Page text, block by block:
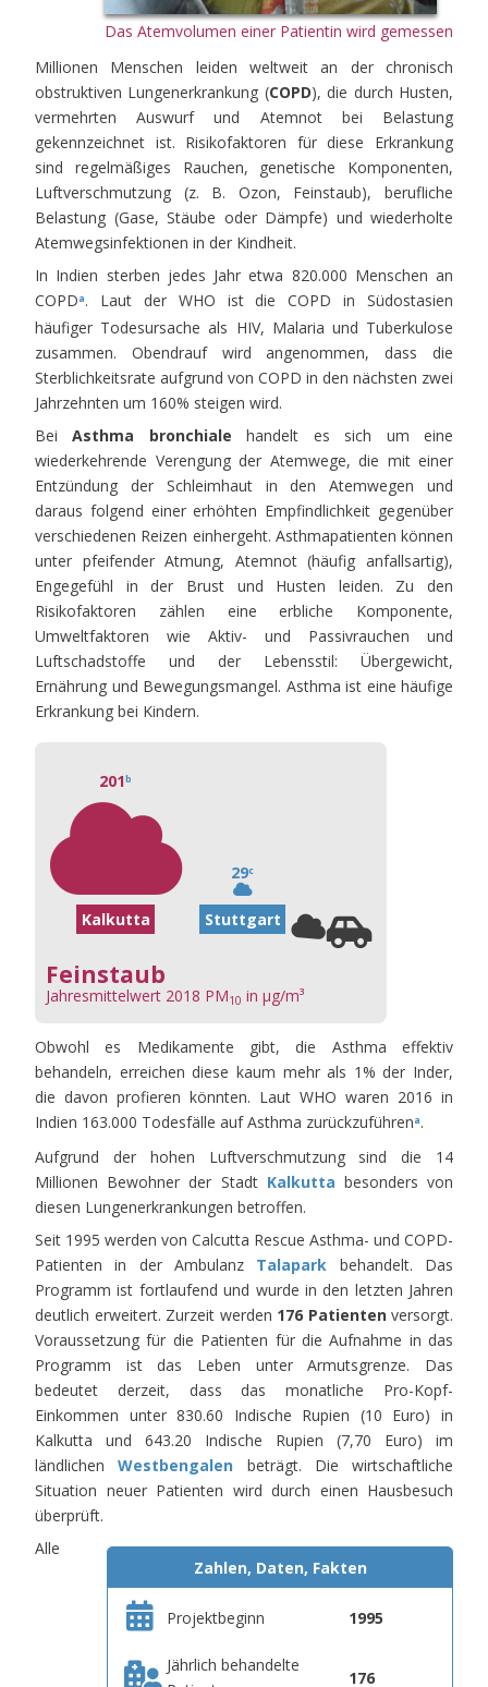
Das Atemvolumen einer Patientin wird gemessen
Millionen Menschen leiden weltweit an der chronisch
obstruktiven Lungenerkrankung (COPD), die durch Husten,
vermehrten Auswurf und Atemnot bei Belastung
gekennzeichnet ist. Risikofaktoren für diese Erkrankung
sind regelmäßiges Rauchen, genetische Komponenten,
Luftverschmutzung (z. B. Ozon, Feinstaub), berufliche
Belastung (Gase, Stäube oder Dämpfe) und wiederholte
Atemwegsinfektionen in der Kindheit.
In Indien sterben jedes Jahr etwa 820.000 Menschen an
COPDa. Laut der WHO ist die COPD in Südostasien
häufiger Todesursache als HIV, Malaria und Tuberkulose
zusammen. Obendrauf wird angenommen, dass die
Sterblichkeitsrate aufgrund von COPD in den nächsten zwei
Jahrzehnten um 160% steigen wird.
BeiAsthma bronchiale handelt es sich um eine
wiederkehrende Verengung der Atemwege, die mit einer
Entzündung der Schleimhaut in den Atemwegen und
daraus folgend einer erhöhten Empfindlichkeit gegenüber
verschiedenen Reizen einhergeht. Asthmapatienten können
unter pfeifender Atmung, Atemnot (häufig anfallsartig),
Engegefühl in der Brust und Husten leiden. Zu den
Risikofaktoren zählen eine erbliche Komponente,
Umweltfaktoren wie Aktiv- und Passivrauchen und
Luftschadstoffe und der Lebensstil: Übergewicht,
Ernährung und Bewegungsmangel. Asthma ist eine häufige
Erkrankung bei Kindern.
Feinstaub
Jahresmittelwert 2018 PM10 in µg/m³
201b
29c
Kalkutta Stuttgart
Obwohl es Medikamente gibt, die Asthma effektiv
behandeln, erreichen diese kaum mehr als 1% der Inder,
die davon profieren könnten. Laut WHO waren 2016 in
Indien 163.000 Todesfälle auf Asthma zurückzuführena.
Aufgrund der hohen Luftverschmutzung sind die 14
Millionen Bewohner der Stadt Kalkutta besonders von
diesen Lungenerkrankungen betroffen.
Seit 1995 werden von Calcutta Rescue Asthma- und COPD-
Patienten in der Ambulanz Talapark behandelt. Das
Programm ist fortlaufend und wurde in den letzten Jahren
deutlich erweitert. Zurzeit werden 176 Patienten versorgt.
Voraussetzung für die Patienten für die Aufnahme in das
Programm ist das Leben unter Armutsgrenze. Das
bedeutet derzeit, dass das monatliche Pro-Kopf-
Einkommen unter 830.60 Indische Rupien (10 Euro) in
Kalkutta und 643.20 Indische Rupien (7,70 Euro) im
ländlichenWestbengalen beträgt. Die wirtschaftliche
Situation neuer Patienten wird durch einen Hausbesuch
überprüft.
Zahlen, Daten, Fakten
Projektbeginn 1995
Jährlich behandelte
176
Alle